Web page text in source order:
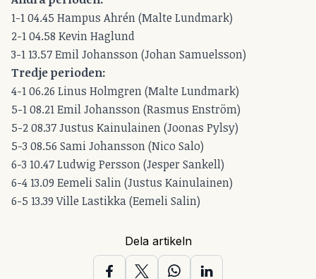
1-1 04.45 Hampus Ahrén (Malte Lundmark)
2-1 04.58 Kevin Haglund
3-1 13.57 Emil Johansson (Johan Samuelsson)
Tredje perioden:
4-1 06.26 Linus Holmgren (Malte Lundmark)
5-1 08.21 Emil Johansson (Rasmus Enström)
5-2 08.37 Justus Kainulainen (Joonas Pylsy)
5-3 08.56 Sami Johansson (Nico Salo)
6-3 10.47 Ludwig Persson (Jesper Sankell)
6-4 13.09 Eemeli Salin (Justus Kainulainen)
6-5 13.39 Ville Lastikka (Eemeli Salin)
Dela artikeln